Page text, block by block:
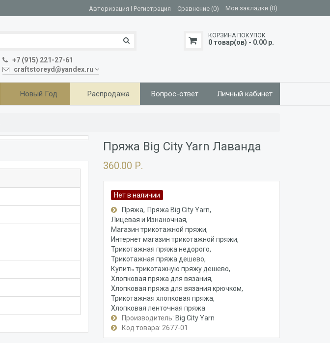
Авторизация | Регистрация Сравнение (0) Мои закладки (0)
+7 (915) 221-27-61
craftstoreyd@yandex.ru
КОРЗИНА ПОКУПОК
0 товар(ов) - 0.00 р.
Новый Год Распродажа Вопрос-ответ Личный кабинет
Пряжа Big City Yarn Лаванда
360.00 Р.
Нет в наличии
Пряжа Пряжа Big City Yarn
Лицевая и Изнаночная
Магазин трикотажной пряжи
Интернет магазин трикотажной пряжи
Трикотажная пряжа недорого
Трикотажная пряжа дешево
Купить трикотажную пряжу дешево
Хлопковая пряжа для вязания
Хлопковая пряжа для вязания крючком
Трикотажная хлопковая пряжа
Хлопковая ленточная пряжа
Производитель: Big City Yarn
Код товара: 2677-01